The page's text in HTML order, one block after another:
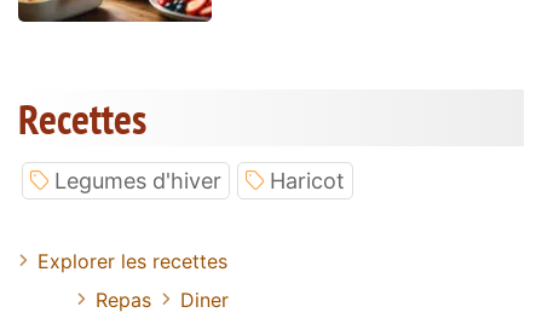
Recettes
Legumes d'hiver Haricot
Explorer les recettes
Repas
Diner